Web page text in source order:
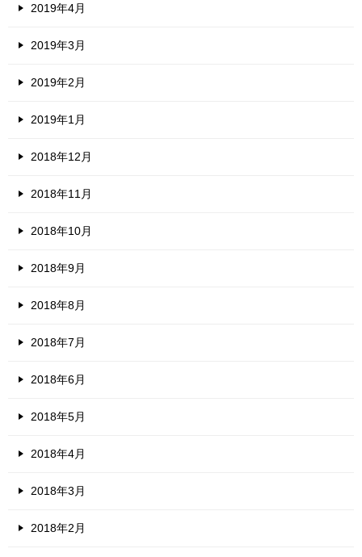
2019年4月
2019年3月
2019年2月
2019年1月
2018年12月
2018年11月
2018年10月
2018年9月
2018年8月
2018年7月
2018年6月
2018年5月
2018年4月
2018年3月
2018年2月